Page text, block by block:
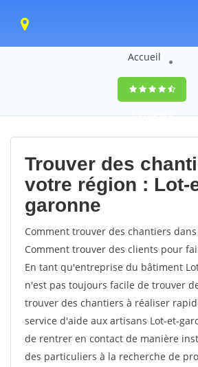
Accueil
9,5(100%)0
votes
Trouver des
votre région : Lot-
garonne
Comment trouver des chantiers
Comment trouver des clients pour
En tant qu'entreprise du bâtiment
n'est pas toujours facile de trouver
trouver des chantiers à réaliser
service d'aide aux artisans Lot-et-
de rentrer en contact de manière
des particuliers à la recherche de